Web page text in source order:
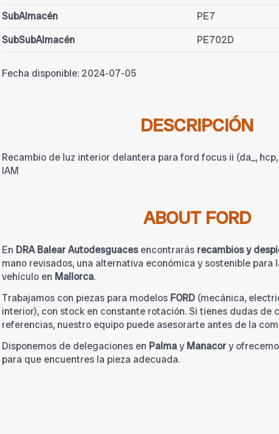
SubAlmacén
PE7
SubSubAlmacén
PE702D
Fecha disponible: 2024-07-05
DESCRIPCIÓN
Recambio de luz interior delantera para ford focus ii (da_,
IAM
ABOUT FORD
En DRA Balear Autodesguacesencontrarás recambios y
mano revisados, una alternativa económica y sostenible para
vehículo en Mallorca.
Trabajamos con piezas para modelos FORD (mecánica,
interior), con stock en constante rotación. Si tienes dudas de
referencias, nuestro equipo puede asesorarte antes de la
Disponemos de delegaciones en Palmay Manacory
para que encuentres la pieza adecuada.